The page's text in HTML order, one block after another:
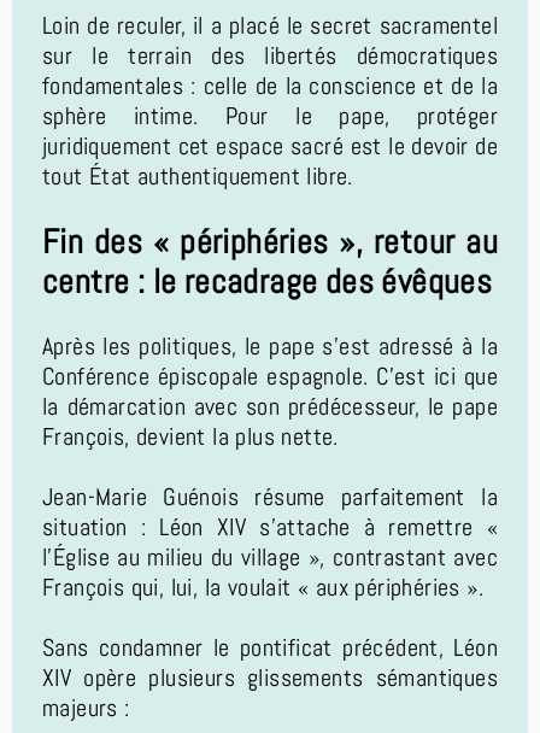
Loin de reculer, il a placé le secret sacramentel
sur le terrain des libertés démocratiques
fondamentales : celle de la conscience et de la
sphère intime. Pour le pape, protéger
juridiquement cet espace sacré est le devoir de
tout État authentiquement libre.
Fin des « périphéries », retour au
centre : le recadrage des évêques
Après les politiques, le pape s'est adressé à la
Conférence épiscopale espagnole. C'est ici que
la démarcation avec son prédécesseur, le pape
François, devient la plus nette.
Jean-Marie Guénois résume parfaitement la
situation : Léon XIV s’attache à remettre «
l’Église au milieu du village », contrastant avec
François qui, lui, la voulait « aux périphéries ».
Sans condamner le pontificat précédent, Léon
XIV opère plusieurs glissements sémantiques
majeurs :